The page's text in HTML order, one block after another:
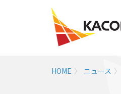
HOME ニュース